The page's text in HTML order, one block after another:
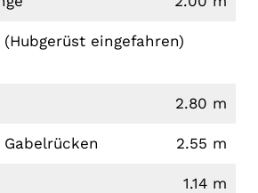
eingefahren)
2.80 m
2.55 m
1.14 m